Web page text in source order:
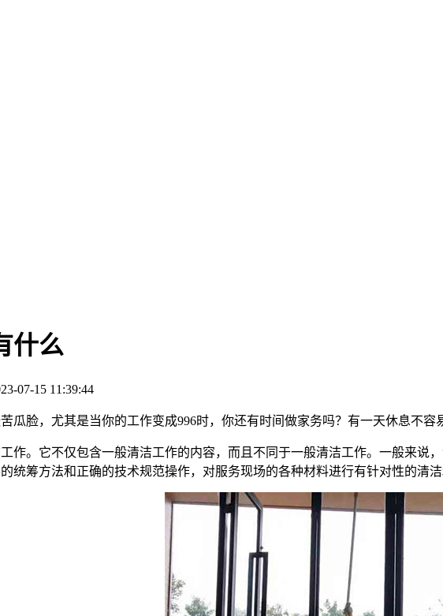
什么
07-15 11:39:44
瓜脸，尤其是当你的工作变成996时，你还有时间做家务吗？有一天休息不容
作。它不仅包含一般清洁工作的内容，而且不同于一般清洁工作。一般来说
统筹方法和正确的技术规范操作，对服务现场的各种材料进行有针对性的清